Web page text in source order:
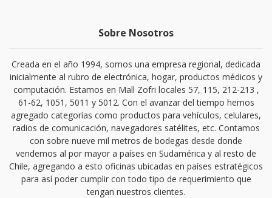
Sobre Nosotros
Creada en el año 1994, somos una empresa regional, dedicada
inicialmente al rubro de electrónica, hogar, productos médicos y
computación. Estamos en Mall Zofri locales 57, 115, 212-213 ,
61-62, 1051, 5011 y 5012. Con el avanzar del tiempo hemos
agregado categorías como productos para vehículos, celulares,
radios de comunicación, navegadores satélites, etc. Contamos
con sobre nueve mil metros de bodegas desde donde
vendemos al por mayor a países en Sudamérica y al resto de
Chile, agregando a esto oficinas ubicadas en países estratégicos
para así poder cumplir con todo tipo de requerimiento que
tengan nuestros clientes.